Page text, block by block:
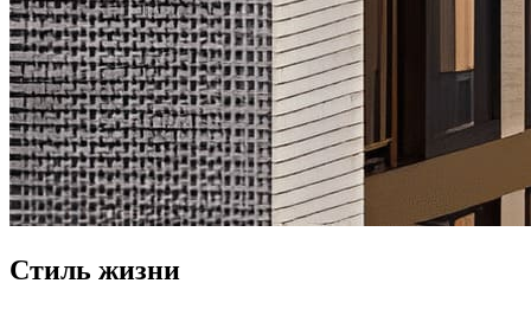
Стиль жизни